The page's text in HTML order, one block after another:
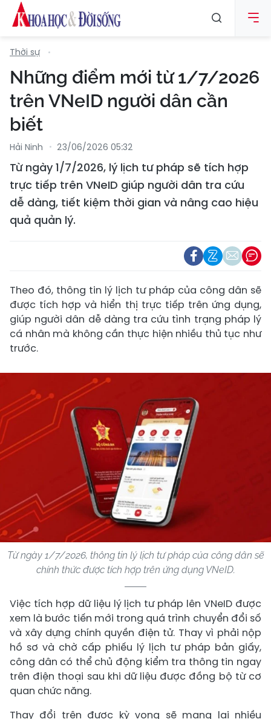
Thời sự
Những điểm mới từ 1/7/2026
trên VNeID người dân cần
biết
Hải Ninh 23/06/2026 05:32
Từ ngày 1/7/2026, lý lịch tư pháp sẽ tích hợp
trực tiếp trên VNeID giúp người dân tra cứu
dễ dàng, tiết kiệm thời gian và nâng cao hiệu
quả quản lý.
Theo đó, thông tin lý lịch tư pháp của công dân sẽ
được tích hợp và hiển thị trực tiếp trên ứng dụng,
giúp người dân dễ dàng tra cứu tình trạng pháp lý
cá nhân mà không cần thực hiện nhiều thủ tục như
trước.
Từ ngày 1/7/2026, thông tin lý lịch tư pháp của công dân sẽ
chính thức được tích hợp trên ứng dụng VNeID.
Việc tích hợp dữ liệu lý lịch tư pháp lên VNeID được
xem là bước tiến mới trong quá trình chuyển đổi số
và xây dựng chính quyền điện tử. Thay vì phải nộp
hồ sơ và chờ cấp phiếu lý lịch tư pháp bản giấy,
công dân có thể chủ động kiểm tra thông tin ngay
trên điện thoại sau khi dữ liệu được đồng bộ từ cơ
quan chức năng.
Thay đổi trên được kỳ vọng sẽ mang lại nhiều